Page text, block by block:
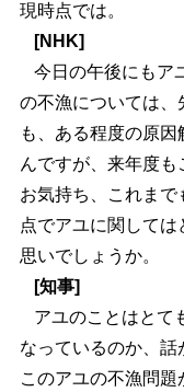
現時点では。
[NHK]
今日の午後にもア
の不漁については、
も、ある程度の原
んですが、来年度も
お気持ち、これま
点でアユに関して
思いでしょうか。
[知事]
アユのことはとて
なっているのか、話
このアユの不漁問